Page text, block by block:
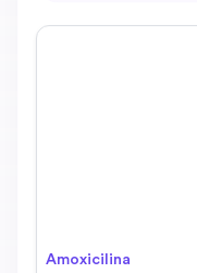
Amoxicilina